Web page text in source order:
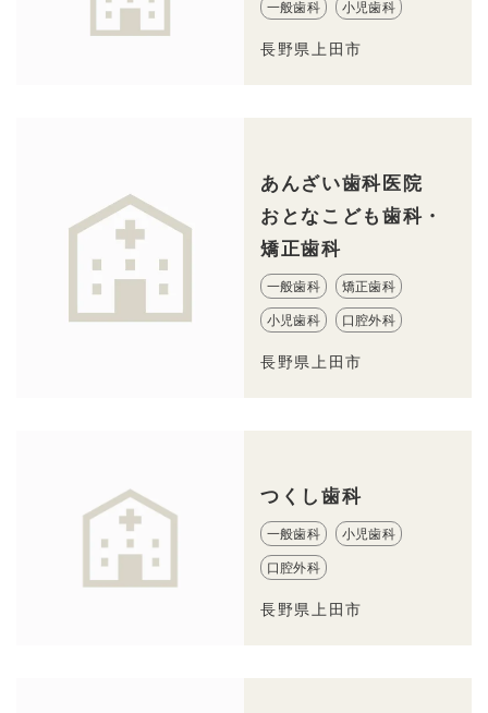
一般歯科 小児歯科
長野県上田市
あんざい歯科医院
おとなこども歯科・
矯正歯科
一般歯科 矯正歯科
小児歯科 口腔外科
長野県上田市
つくし歯科
一般歯科 小児歯科
口腔外科
長野県上田市